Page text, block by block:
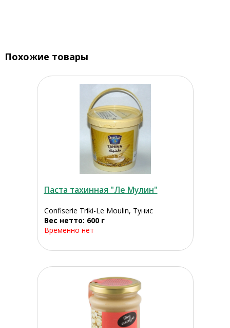
Похожие товары
Паста тахинная "Ле Мулин"
Confiserie Triki-Le Moulin, Тунис
Вес нетто: 600 г
Временно нет